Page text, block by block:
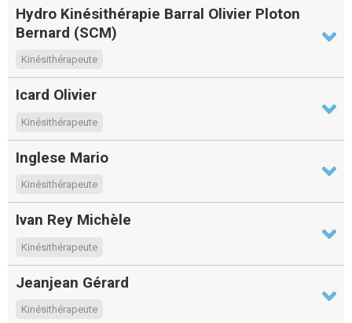
Hydro Kinésithérapie Barral Olivier Ploton
Bernard (SCM)
Kinésithérapeute
Icard Olivier
Kinésithérapeute
Inglese Mario
Kinésithérapeute
Ivan Rey Michèle
Kinésithérapeute
Jeanjean Gérard
Kinésithérapeute